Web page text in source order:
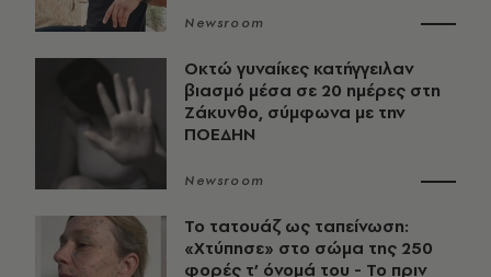
Newsroom
Οκτώ γυναίκες κατήγγειλαν
βιασμό μέσα σε 20 ημέρες στη
Ζάκυνθο, σύμφωνα με την
ΠΟΕΔΗΝ
Newsroom
Το τατουάζ ως ταπείνωση:
«Χτύπησε» στο σώμα της 250
φορές τ’ όνομά του - Το πριν